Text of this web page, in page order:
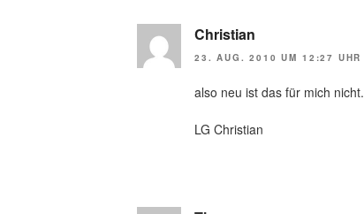
Christian
23. AUG. 2010 UM 12:27 UHR
also neu ist das für mich nicht.
LG Christian